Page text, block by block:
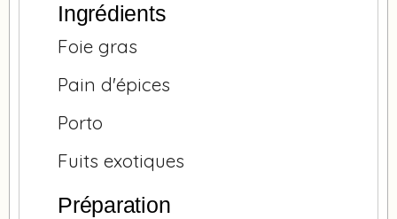
Ingrédients
Foie gras
Pain d'épices
Porto
Fuits exotiques
Préparation